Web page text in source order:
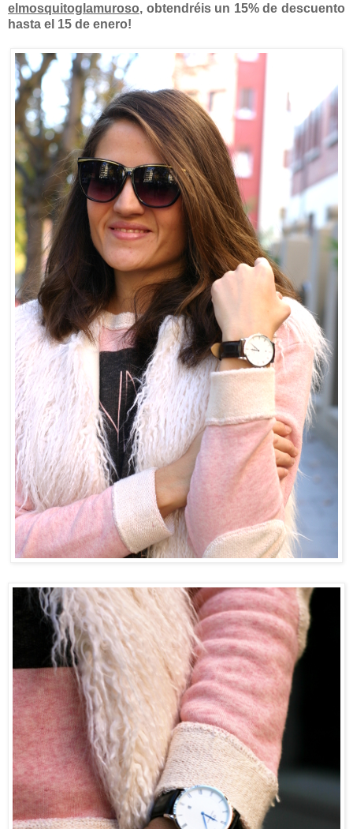
elmosquitoglamuroso, obtendréis un 15% de descuento
hasta el 15 de enero!